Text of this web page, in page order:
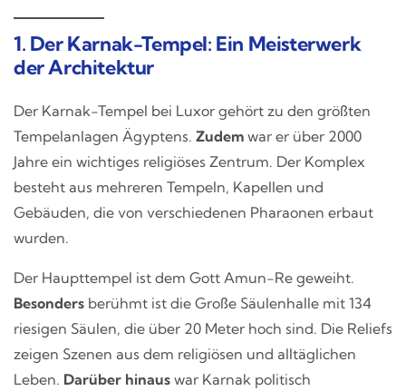
1. Der Karnak-Tempel: Ein Meisterwerk
der Architektur
Der Karnak-Tempel bei Luxor gehört zu den größten
Tempelanlagen Ägyptens. Zudem war er über 2000
Jahre ein wichtiges religiöses Zentrum. Der Komplex
besteht aus mehreren Tempeln, Kapellen und
Gebäuden, die von verschiedenen Pharaonen erbaut
wurden.
Der Haupttempel ist dem Gott Amun-Re geweiht.
Besonders berühmt ist die Große Säulenhalle mit 134
riesigen Säulen, die über 20 Meter hoch sind. Die Reliefs
zeigen Szenen aus dem religiösen und alltäglichen
Leben. Darüber hinaus war Karnak politisch